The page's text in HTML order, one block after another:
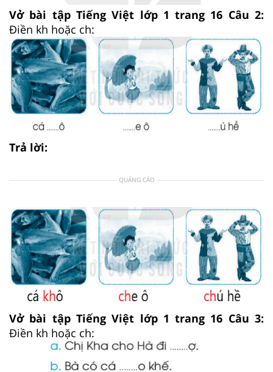
Vở bài tập Tiếng Việt lớp 1 trang 16 Câu 2:
Điền kh hoặc ch:
Trả lời:
QUẢNG CÁO
Vở bài tập Tiếng Việt lớp 1 trang 16 Câu 3:
Điền kh hoặc ch: